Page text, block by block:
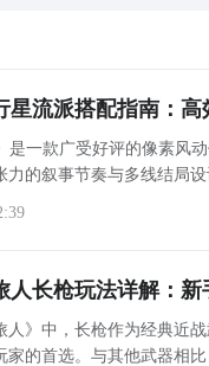
星流派搭配指南：
是一款广受好评的像素风
力的叙事节奏与多线结局
人长枪玩法详解：
人》中，长枪作为经典近
家的首选。与其他武器相